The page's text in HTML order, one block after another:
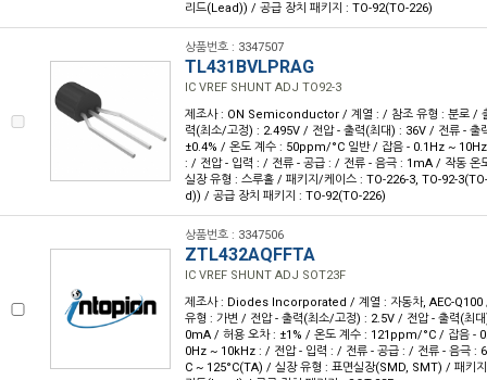
리드(Lead)) / 공급 장치 패키지 : TO-92(TO-226)
상품번호 : 3347507
TL431BVLPRAG
IC VREF SHUNT ADJ TO92-3
제조사 : ON Semiconductor / 계열 : / 참조 유형 : 분로 /
력(최소/고정) : 2.495V / 전압 - 출력(최대) : 36V / 전류 -
±0.4% / 온도 계수 : 50ppm/°C 일반 / 잡음 - 0.1Hz ~
: / 전압 - 입력 : / 전류 - 공급 : / 전류 - 음극 : 1mA / 작동 온
실장 유형 : 스루홀 / 패키지/케이스 : TO-226-3, TO-92-
d)) / 공급 장치 패키지 : TO-92(TO-226)
상품번호 : 3347506
ZTL432AQFFTA
IC VREF SHUNT ADJ SOT23F
제조사 : Diodes Incorporated / 계열 : 자동차, AEC-Q100
유형 : 가변 / 전압 - 출력(최소/고정) : 2.5V / 전압 - 출력(최
0mA / 허용 오차 : ±1% / 온도 계수 : 121ppm/°C / 잡음 -
0Hz ~ 10kHz : / 전압 - 입력 : / 전류 - 공급 : / 전류 - 음극 :
C ~ 125°C(TA) / 실장 유형 : 표면실장(SMD, SMT) / 패키